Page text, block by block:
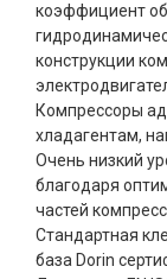
коэффициент
конструкции
Компрессоры
хладагентам,
Очень низкий
благодаря
частей
Стандартная
база Dorin